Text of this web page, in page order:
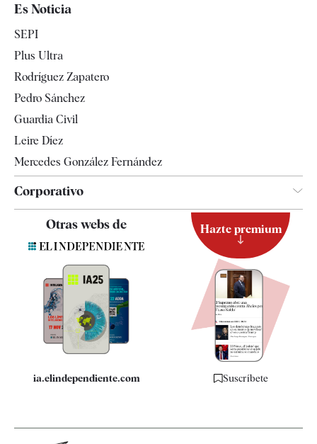
Televisión
Es Noticia
SEPI
Plus Ultra
Rodríguez Zapatero
Pedro Sánchez
Guardia Civil
Leire Díez
Mercedes González Fernández
Corporativo
Quiénes somos
Especificaciones
Otras webs de
ia.elindependiente.com
Hazte premium
Suscríbete